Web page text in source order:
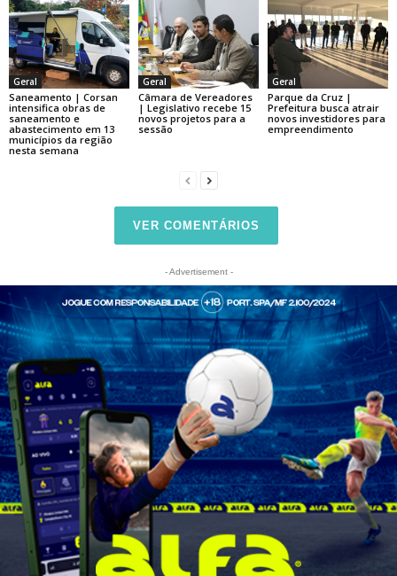
Geral
Saneamento | Corsan
intensifica obras de
saneamento e
abastecimento em 13
municípios da região
nesta semana
Geral
Câmara de Vereadores
| Legislativo recebe 15
novos projetos para a
sessão
Geral
Parque da Cruz |
Prefeitura busca atrair
novos investidores para
empreendimento
VER COMENTÁRIOS
- Advertisement -